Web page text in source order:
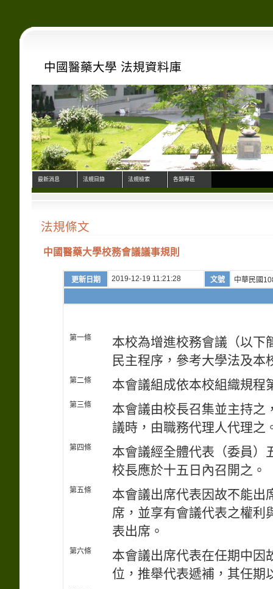
中國醫藥大學 法規資料庫
最新消息 法規目錄 法規檢索 各類專區
法規條文
中國醫藥大學校務會議議事規則
更新日期 2019-12-19 11:21:28 文號 中華民國
第一條
本校為增進校務會議（以下
民主程序，參考大學法及
第二條 本會議組成依本校組織規程
第三條
本會議由校長召集並主持之
議時，由職務代理人代理之
第四條
本會議經全體代表（委員）
校長應於十五日內召開之。
第五條
本會議出席代表因故不能出
席，並享有會議代表之權利
表出席。
第六條
本會議出席代表在任期中因
位，推舉代表遞補，其任期